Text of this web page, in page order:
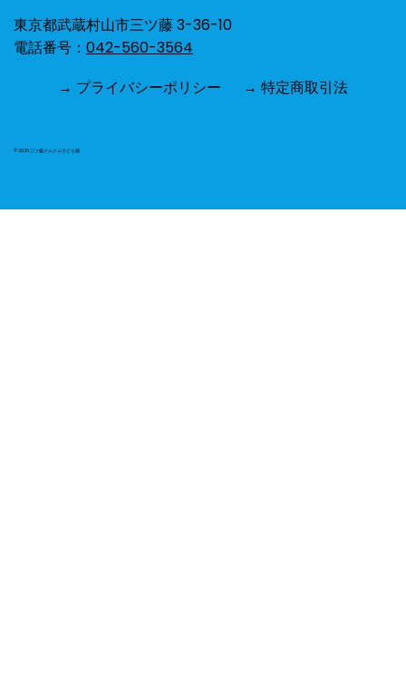
ひよこ組⭐︎お散歩🐥🌻
東京都武蔵村山市三ツ藤 3-36-10
電話番号： 042-560-3564
→ プライバシーポリシー
→ 特定商取引法
© 2025 三ツ藤クムクム子ども園